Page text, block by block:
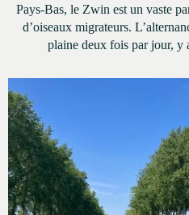
Pays-Bas, le Zwin est un vaste
d’oiseaux migrateurs.
plaine deux fois par jour, y